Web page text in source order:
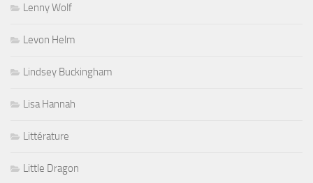
Lenny Wolf
Levon Helm
Lindsey Buckingham
Lisa Hannah
Littérature
Little Dragon